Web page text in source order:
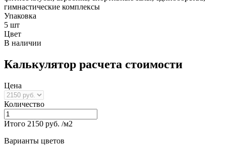
гимнастические комплексы
Упаковка
5 шт
Цвет
В наличии
Калькулятор расчета стоимости
Цена
Количество
Итого 2150 руб. /м2
Варианты цветов